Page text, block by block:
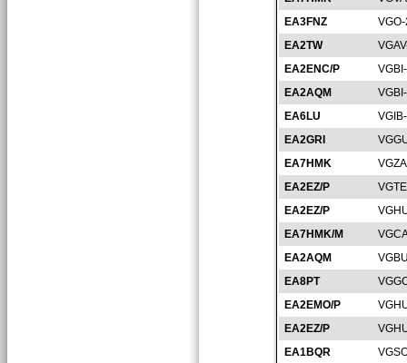
EA3FNZ
EA2TW
EA2ENC/P
EA2AQM
EA6LU
EA2GRI
EA7HMK
EA2EZ/P
EA2EZ/P
EA7HMK/M
EA2AQM
EA8PT
EA2EMO/P
EA2EZ/P
EA1BQR